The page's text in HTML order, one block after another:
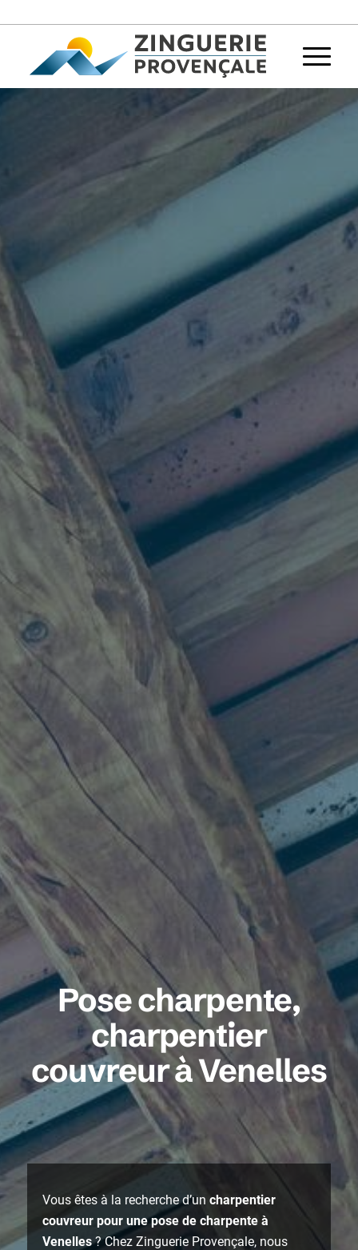
Pose charpente,
charpentier
couvreur à Venelles
Vous êtes à la recherche d’un charpentier
couvreur pour une pose de charpente à
Venelles? Chez Zinguerie Provençale, nous